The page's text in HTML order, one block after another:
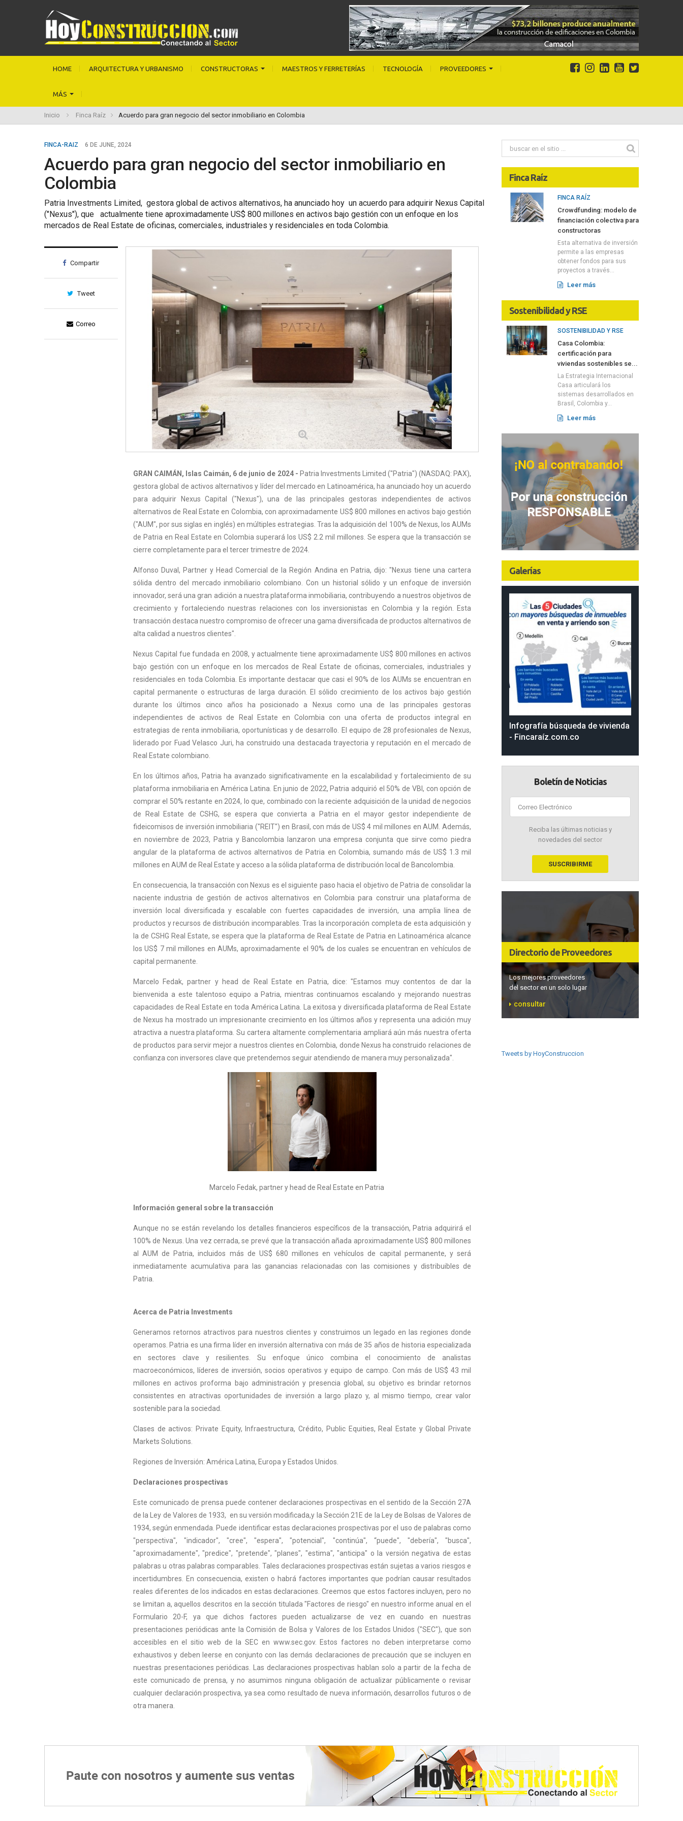
HOME ARQUITECTURA Y URBANISMO CONSTRUCTORAS MAESTROS Y FERRETERÍAS TECNOLOGÍA PROVEEDORES
MÁS
Inicio Finca Raíz Acuerdo para gran negocio del sector inmobiliario en Colombia
FINCA-RAIZ 6 DE JUNE, 2024
Acuerdo para gran negocio del sector inmobiliario en
Colombia
Patria Investments Limited, gestora global de activos alternativos, ha anunciado hoy un acuerdo para adquirir Nexus Capital
("Nexus"), que actualmente tiene aproximadamente US$ 800 millones en activos bajo gestión con un enfoque en los
mercados de Real Estate de oficinas, comerciales, industriales y residenciales en toda Colombia.
Compartir
Tweet
Correo
GRAN CAIMÁN, Islas Caimán, 6 de junio de 2024 - Patria Investments Limited ("Patria") (NASDAQ: PAX),
gestora global de activos alternativos y líder del mercado en Latinoamérica, ha anunciado hoy un acuerdo
para adquirir Nexus Capital ("Nexus"), una de las principales gestoras independientes de activos
alternativos de Real Estate en Colombia, con aproximadamente US$ 800 millones en activos bajo gestión
("AUM", por sus siglas en inglés) en múltiples estrategias. Tras la adquisición del 100% de Nexus, los AUMs
de Patria en Real Estate en Colombia superará los US$ 2.2 mil millones. Se espera que la transacción se
cierre completamente para el tercer trimestre de 2024.
Alfonso Duval, Partner y Head Comercial de la Región Andina en Patria, dijo: "Nexus tiene una cartera
sólida dentro del mercado inmobiliario colombiano. Con un historial sólido y un enfoque de inversión
innovador, será una gran adición a nuestra plataforma inmobiliaria, contribuyendo a nuestros objetivos de
crecimiento y fortaleciendo nuestras relaciones con los inversionistas en Colombia y la región. Esta
transacción destaca nuestro compromiso de ofrecer una gama diversificada de productos alternativos de
alta calidad a nuestros clientes".
Nexus Capital fue fundada en 2008, y actualmente tiene aproximadamente US$ 800 millones en activos
bajo gestión con un enfoque en los mercados de Real Estate de oficinas, comerciales, industriales y
residenciales en toda Colombia. Es importante destacar que casi el 90% de los AUMs se encuentran en
capital permanente o estructuras de larga duración. El sólido crecimiento de los activos bajo gestión
durante los últimos cinco años ha posicionado a Nexus como una de las principales gestoras
independientes de activos de Real Estate en Colombia con una oferta de productos integral en
estrategias de renta inmobiliaria, oportunísticas y de desarrollo. El equipo de 28 profesionales de Nexus,
liderado por Fuad Velasco Juri, ha construido una destacada trayectoria y reputación en el mercado de
Real Estate colombiano.
En los últimos años, Patria ha avanzado significativamente en la escalabilidad y fortalecimiento de su
plataforma inmobiliaria en América Latina. En junio de 2022, Patria adquirió el 50% de VBI, con opción de
comprar el 50% restante en 2024, lo que, combinado con la reciente adquisición de la unidad de negocios
de Real Estate de CSHG, se espera que convierta a Patria en el mayor gestor independiente de
fideicomisos de inversión inmobiliaria ("REIT") en Brasil, con más de US$ 4 mil millones en AUM. Además,
en noviembre de 2023, Patria y Bancolombia lanzaron una empresa conjunta que sirve como piedra
angular de la plataforma de activos alternativos de Patria en Colombia, sumando más de US$ 1.3 mil
millones en AUM de Real Estate y acceso a la sólida plataforma de distribución local de Bancolombia.
En consecuencia, la transacción con Nexus es el siguiente paso hacia el objetivo de Patria de consolidar la
naciente industria de gestión de activos alternativos en Colombia para construir una plataforma de
inversión local diversificada y escalable con fuertes capacidades de inversión, una amplia línea de
productos y recursos de distribución incomparables. Tras la incorporación completa de esta adquisición y
la de CSHG Real Estate, se espera que la plataforma de Real Estate de Patria en Latinoamérica alcance
los US$ 7 mil millones en AUMs, aproximadamente el 90% de los cuales se encuentran en vehículos de
capital permanente.
Marcelo Fedak, partner y head de Real Estate en Patria, dice: "Estamos muy contentos de dar la
bienvenida a este talentoso equipo a Patria, mientras continuamos escalando y mejorando nuestras
capacidades de Real Estate en toda América Latina. La exitosa y diversificada plataforma de Real Estate
de Nexus ha mostrado un impresionante crecimiento en los últimos años y representa una adición muy
atractiva a nuestra plataforma. Su cartera altamente complementaria ampliará aún más nuestra oferta
de productos para servir mejor a nuestros clientes en Colombia, donde Nexus ha construido relaciones de
confianza con inversores clave que pretendemos seguir atendiendo de manera muy personalizada".
Marcelo Fedak, partner y head de Real Estate en Patria
Información general sobre la transacción
Aunque no se están revelando los detalles financieros específicos de la transacción, Patria adquirirá el
100% de Nexus. Una vez cerrada, se prevé que la transacción añada aproximadamente US$ 800 millones
al AUM de Patria, incluidos más de US$ 680 millones en vehículos de capital permanente, y será
inmediatamente acumulativa para las ganancias relacionadas con las comisiones y distribuibles de
Patria.
Acerca de Patria Investments
Generamos retornos atractivos para nuestros clientes y construimos un legado en las regiones donde
operamos. Patria es una firma líder en inversión alternativa con más de 35 años de historia especializada
en sectores clave y resilientes. Su enfoque único combina el conocimiento de analistas
macroeconómicos, líderes de inversión, socios operativos y equipo de campo. Con más de US$ 43 mil
millones en activos proforma bajo administración y presencia global, su objetivo es brindar retornos
consistentes en atractivas oportunidades de inversión a largo plazo y, al mismo tiempo, crear valor
sostenible para la sociedad.
Clases de activos: Private Equity, Infraestructura, Crédito, Public Equities, Real Estate y Global Private
Markets Solutions.
Regiones de Inversión: América Latina, Europa y Estados Unidos.
Declaraciones prospectivas
Este comunicado de prensa puede contener declaraciones prospectivas en el sentido de la Sección 27A
de la Ley de Valores de 1933, en su versión modificada,y la Sección 21E de la Ley de Bolsas de Valores de
1934, según enmendada. Puede identificar estas declaraciones prospectivas por el uso de palabras como
"perspectiva", "indicador", "cree", "espera", "potencial", "continúa", “puede", "debería", "busca",
"aproximadamente", "predice", "pretende", "planes", "estima", "anticipa" o la versión negativa de estas
palabras u otras palabras comparables. Tales declaraciones prospectivas están sujetas a varios riesgos e
incertidumbres. En consecuencia, existen o habrá factores importantes que podrían causar resultados
reales diferentes de los indicados en estas declaraciones. Creemos que estos factores incluyen, pero no
se limitan a, aquellos descritos en la sección titulada "Factores de riesgo" en nuestro informe anual en el
Formulario 20-F, ya que dichos factores pueden actualizarse de vez en cuando en nuestras
presentaciones periódicas ante la Comisión de Bolsa y Valores de los Estados Unidos ("SEC"), que son
accesibles en el sitio web de la SEC en www.sec.gov. Estos factores no deben interpretarse como
exhaustivos y deben leerse en conjunto con las demás declaraciones de precaución que se incluyen en
nuestras presentaciones periódicas. Las declaraciones prospectivas hablan solo a partir de la fecha de
este comunicado de prensa, y no asumimos ninguna obligación de actualizar públicamente o revisar
cualquier declaración prospectiva, ya sea como resultado de nueva información, desarrollos futuros o de
otra manera.
Finca Raíz
FINCA RAÍZ
Crowdfunding: modelo de
financiación colectiva para
constructoras
Esta alternativa de inversión
permite a las empresas
obtener fondos para sus
proyectos a través...
Leer más
Sostenibilidad y RSE
SOSTENIBILIDAD Y RSE
Casa Colombia:
certificación para
viviendas sostenibles se...
La Estrategia Internacional
Casa articulará los
sistemas desarrollados en
Brasil, Colombia y...
Leer más
Galerías
Infografía búsqueda de vivienda
- Fincaraíz.com.co
Boletín de Noticias
Reciba las últimas noticias y
novedades del sector
Directorio de Proveedores
Los mejores proveedores
del sector en un solo lugar
consultar
Tweets by HoyConstruccion